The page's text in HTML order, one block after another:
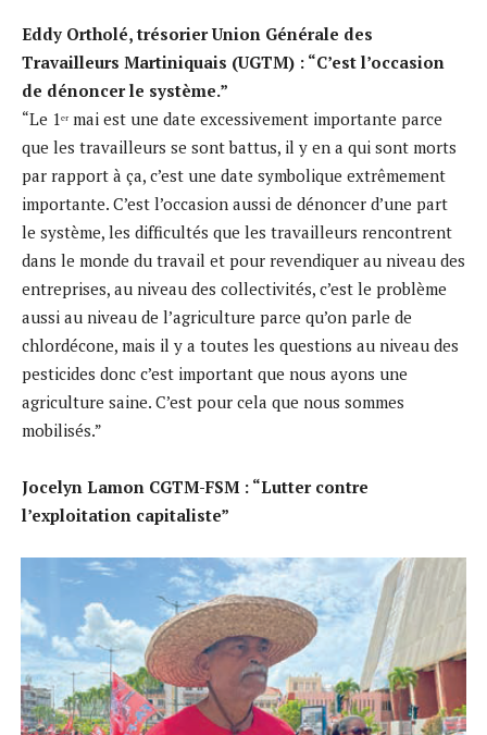
Eddy Ortholé, trésorier Union Générale des
Travailleurs Martiniquais (UGTM) : “C’est l’occasion
de dénoncer le système.”
“Le 1ᵉʳ mai est une date excessivement importante parce
que les travailleurs se sont battus, il y en a qui sont morts
par rapport à ça, c’est une date symbolique extrêmement
importante. C’est l’occasion aussi de dénoncer d’une part
le système, les difficultés que les travailleurs rencontrent
dans le monde du travail et pour revendiquer au niveau des
entreprises, au niveau des collectivités, c’est le problème
aussi au niveau de l’agriculture parce qu’on parle de
chlordécone, mais il y a toutes les questions au niveau des
pesticides donc c’est important que nous ayons une
agriculture saine. C’est pour cela que nous sommes
mobilisés.”
Jocelyn Lamon CGTM-FSM : “Lutter contre
l’exploitation capitaliste”